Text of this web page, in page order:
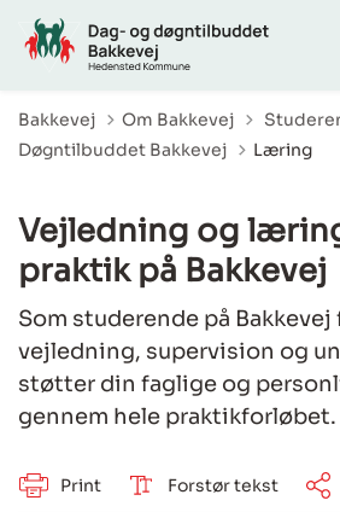
Bakkevej Om Bakkevej Tilbage
Døgntilbuddet Bakkevej
Læring
Vejledning og
praktik på Bakkevej
Som studerende på Bakkevej
vejledning, supervision og
støtter din faglige og
gennem hele praktikforløbet.
Print Forstør tekst